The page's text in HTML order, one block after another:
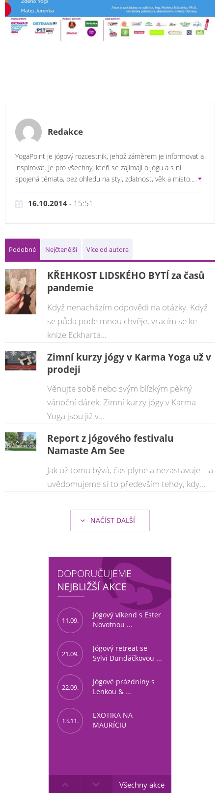
Redakce
YogaPoint je jógový rozcestník, jehož záměrem je informovat a
inspirovat. Je pro všechny, kteří se zajímají o jógu a s ní
spojená témata, bez ohledu na styl, zdatnost, věk a místo....
16.10.2014 - 15:51
Podobné Nejčtenější Více od autora
KŘEHKOST LIDSKÉHO BYTÍ za časů
pandemie
Když nenacházím odpovědi na otázky. Když
se půda pode mnou chvěje, vracím se ke
knize Eckharta...
Zimní kurzy jógy v Karma Yoga už v
prodeji
Věnujte sobě nebo svým blízkým pěkný
vánoční dárek. Zimní kurzy jógy v Karma
Yoga jsou již v...
Report z jógového festivalu
Namaste Am See
Jak už tomu bývá, čas plyne a nezastavuje – a
uvědomujeme si to především tehdy, kdy...
NAČÍST DALŠÍ
DOPORUČUJEME
NEJBLIŽŠÍ AKCE
11.09.
Jógový víkend s Ester
Novotnou ...
21.09.
Jógový retreat se
Sylvi Dundáčkovou ...
22.09.
Jógové prázdniny s
Lenkou & ...
13.11.
EXOTIKA NA
MAURÍCIU
Všechny akce